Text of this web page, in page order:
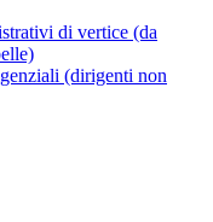
di vertice (da
(dirigenti non